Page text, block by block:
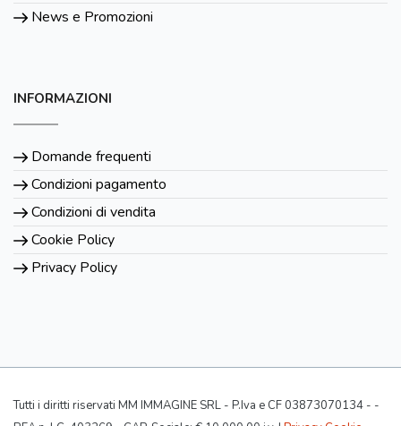
News e Promozioni
INFORMAZIONI
Domande frequenti
Condizioni pagamento
Condizioni di vendita
Cookie Policy
Privacy Policy
Tutti i diritti riservati MM IMMAGINE SRL - P.Iva e CF 03873070134 - -